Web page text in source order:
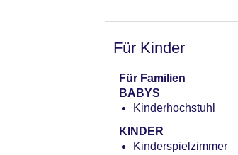
Für Kinder
Für Familien
BABYS
Kinderhochstuhl
KINDER
Kinderspielzimmer